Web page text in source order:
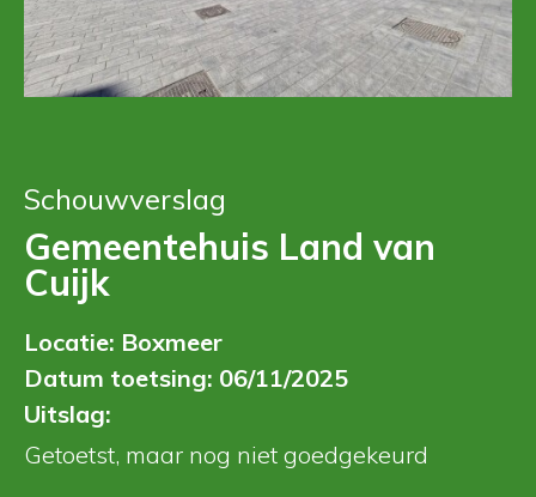
Schouwverslag
Gemeentehuis Land van
Cuijk
Locatie: Boxmeer
Datum toetsing: 06/11/2025
Uitslag:
Getoetst, maar nog niet goedgekeurd